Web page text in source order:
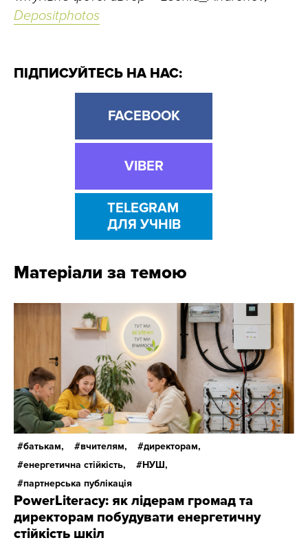
Depositphotos
ПІДПИСУЙТЕСЬ НА НАС:
FACEBOOK
VIBER
TELEGRAM
ДЛЯ УЧНІВ
Матеріали за темою
батькам, вчителям,
директорам,
енергетична стійкість,
НУШ,
партнерська публікація
PowerLiteracy: як лідерам громад та
директорам побудувати енергетичну
стійкість шкіл